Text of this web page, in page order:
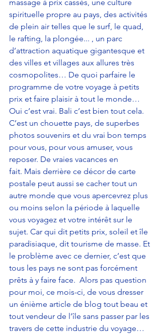
massage à prix cassés, une culture
spirituelle propre au pays, des activités
de plein air telles que le surf, le quad,
le rafting, la plongée... , un parc
d’attraction aquatique gigantesque et
des villes et villages aux allures très
cosmopolites… De quoi parfaire le
programme de votre voyage à petits
prix et faire plaisir à tout le monde…
Oui c’est vrai. Bali c’est bien tout cela.
C’est un chouette pays, de superbes
photos souvenirs et du vrai bon temps
pour vous, pour vous amuser, vous
reposer. De vraies vacances en
fait. Mais derrière ce décor de carte
postale peut aussi se cacher tout un
autre monde que vous apercevrez plus
ou moins selon la période à laquelle
vous voyagez et votre intérêt sur le
sujet. Car qui dit petits prix, soleil et île
paradisiaque, dit tourisme de masse. Et
le problème avec ce dernier, c’est que
tous les pays ne sont pas forcément
prêts à y faire face.  Alors pas question
pour moi, ce mois-ci, de vous dresser
un énième article de blog tout beau et
tout vendeur de l’île sans passer par les
travers de cette industrie du voyage…